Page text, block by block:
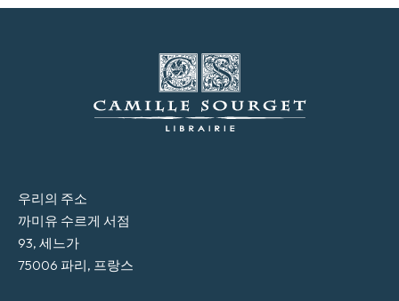
우리의 주소
까미유 수르게 서점
93, 세느가
75006 파리, 프랑스